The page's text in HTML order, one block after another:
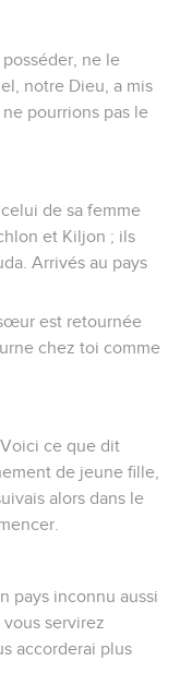
ne le
notre Dieu, a mis
pourrions pas le
de sa femme
et Kiljon ; ils
Arrivés au pays
est retournée
chez toi comme
ce que dit
de jeune fille,
alors dans le
pays inconnu aussi
servirez
accorderai plus